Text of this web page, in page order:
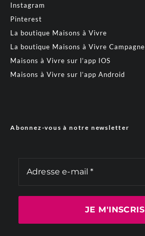
Instagram
Pinterest
La boutique Maisons à Vivre
La boutique Maisons à Vivre Campagne
Maisons à Vivre sur l’app IOS
Maisons à Vivre sur l’app Android
Abonnez-vous à notre newsletter